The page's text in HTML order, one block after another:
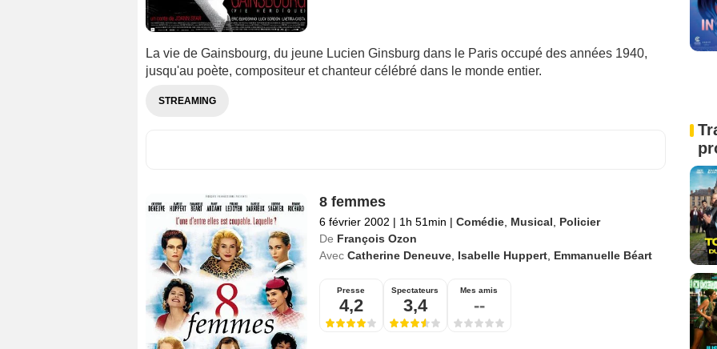
La vie de Gainsbourg, du jeune Lucien Ginsburg dans le Paris occupé des années 1940,
jusqu'au poète, compositeur et chanteur célébré dans le monde entier.
STREAMING
8 femmes
6 février 2002 | 1h 51min | Comédie, Musical
Policier
De François Ozon
Avec Catherine Deneuve, Isabelle Huppert, Emmanuelle Béart
Presse
4,2
Spectateurs
3,4
Mes amis
--